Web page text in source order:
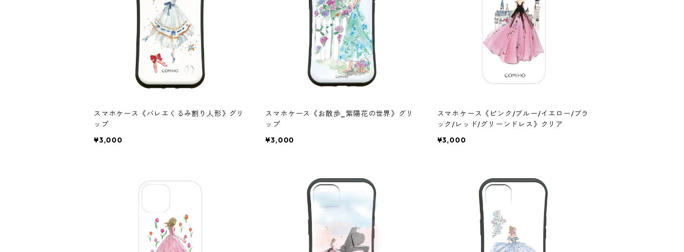
スマホケース《バレエくるみ割り人形》グリ
ップ
¥3,000
スマホケース《お散歩_紫陽花の世界》グリ
ップ
¥3,000
スマホケース《ピンク/ブルー/イエロー/ブラ
ック/レッド/グリーンドレス》クリア
¥3,000